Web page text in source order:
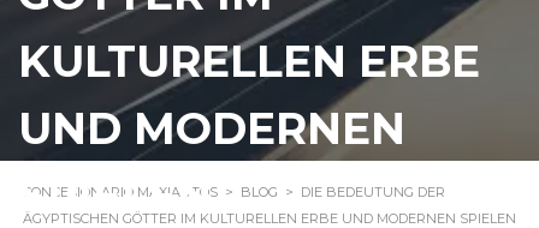
KULTURELLEN ERBE
UND MODERNEN
SPIELEN
CONCESIONARIO MAXIAUTOS > BLOG > DIE BEDEUTUNG DER
ÄGYPTISCHEN GÖTTER IM KULTURELLEN ERBE UND MODERNEN SPIELEN